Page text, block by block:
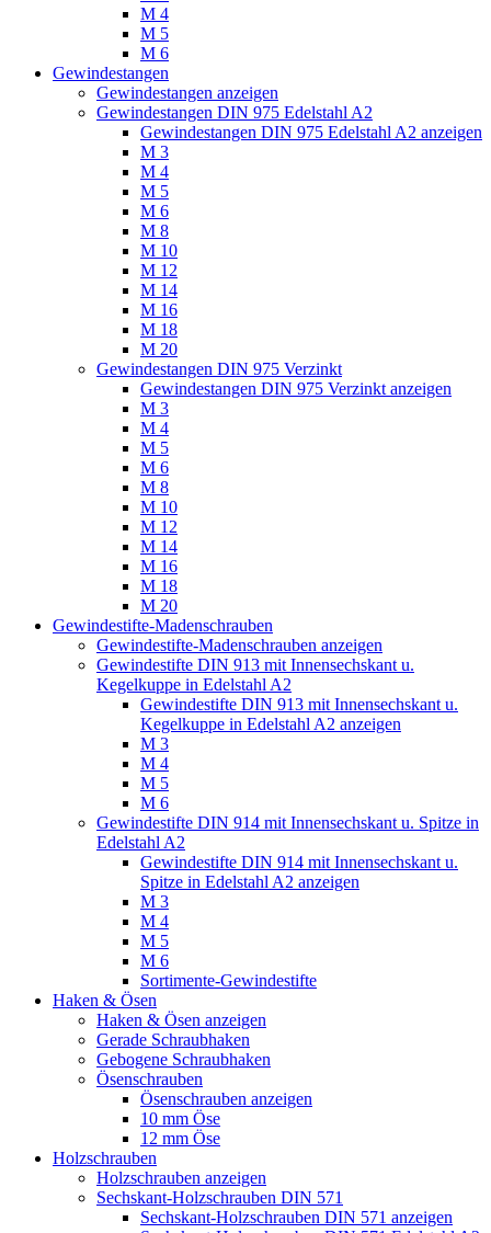
M 4
M 5
M 6
Gewindestangen
Gewindestangen anzeigen
Gewindestangen DIN 975 Edelstahl A2
Gewindestangen DIN 975 Edelstahl A2 anzeigen
M 3
M 4
M 5
M 6
M 8
M 10
M 12
M 14
M 16
M 18
M 20
Gewindestangen DIN 975 Verzinkt
Gewindestangen DIN 975 Verzinkt anzeigen
M 3
M 4
M 5
M 6
M 8
M 10
M 12
M 14
M 16
M 18
M 20
Gewindestifte-Madenschrauben
Gewindestifte-Madenschrauben anzeigen
Gewindestifte DIN 913 mit Innensechskant u.
Kegelkuppe in Edelstahl A2
Gewindestifte DIN 913 mit Innensechskant u.
Kegelkuppe in Edelstahl A2 anzeigen
M 3
M 4
M 5
M 6
Gewindestifte DIN 914 mit Innensechskant u. Spitze in
Edelstahl A2
Gewindestifte DIN 914 mit Innensechskant u.
Spitze in Edelstahl A2 anzeigen
M 3
M 4
M 5
M 6
Sortimente-Gewindestifte
Haken & Ösen
Haken & Ösen anzeigen
Gerade Schraubhaken
Gebogene Schraubhaken
Ösenschrauben
Ösenschrauben anzeigen
10 mm Öse
12 mm Öse
Holzschrauben
Holzschrauben anzeigen
Sechskant-Holzschrauben DIN 571
Sechskant-Holzschrauben DIN 571 anzeigen